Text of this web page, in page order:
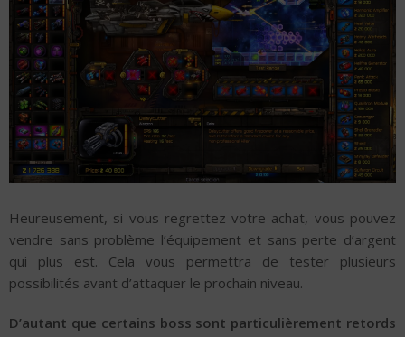
Heureusement, si vous regrettez votre achat, vous pouvez
vendre sans problème l’équipement et sans perte d’argent
qui plus est. Cela vous permettra de tester plusieurs
possibilités avant d’attaquer le prochain niveau.
D’autant que certains boss sont particulièrement retords